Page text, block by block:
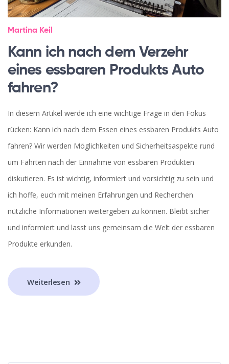
Martina Keil
Kann ich nach dem Verzehr
eines essbaren Produkts Auto
fahren?
In diesem Artikel werde ich eine wichtige Frage in den Fokus
rücken: Kann ich nach dem Essen eines essbaren Produkts Auto
fahren? Wir werden Möglichkeiten und Sicherheitsaspekte rund
um Fahrten nach der Einnahme von essbaren Produkten
diskutieren. Es ist wichtig, informiert und vorsichtig zu sein und
ich hoffe, euch mit meinen Erfahrungen und Recherchen
nützliche Informationen weitergeben zu können. Bleibt sicher
und informiert und lasst uns gemeinsam die Welt der essbaren
Produkte erkunden.
Weiterlesen